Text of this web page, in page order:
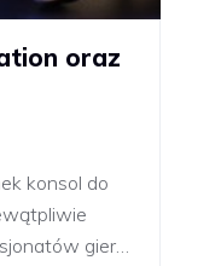
oraz
konsol do
gier…